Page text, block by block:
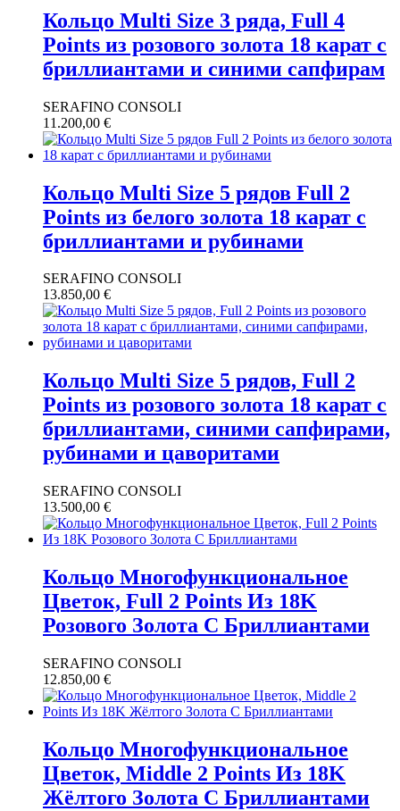
Кольцо Multi Size 3 ряда, Full 4
Points из розового золота 18 карат с
бриллиантами и синими сапфирам
SERAFINO CONSOLI
11.200,00 €
Кольцо Multi Size 5 рядов Full 2
Points из белого золота 18 карат с
бриллиантами и рубинами
SERAFINO CONSOLI
13.850,00 €
Кольцо Multi Size 5 рядов, Full 2
Points из розового золота 18 карат с
бриллиантами, синими сапфирами,
рубинами и цаворитами
SERAFINO CONSOLI
13.500,00 €
Кольцо Многофункциональное
Цветок, Full 2 Points Из 18K
Розового Золота С Бриллиантами
SERAFINO CONSOLI
12.850,00 €
Кольцо Многофункциональное
Цветок, Middle 2 Points Из 18K
Жёлтого Золота С Бриллиантами